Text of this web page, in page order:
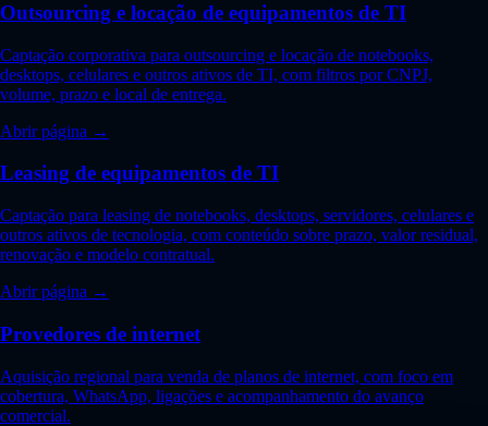
Outsourcing e locação de equipamentos de TI
Captação corporativa para outsourcing e locação de notebooks,
desktops, celulares e outros ativos de TI, com filtros por CNPJ,
volume, prazo e local de entrega.
Abrir página →
Leasing de equipamentos de TI
Captação para leasing de notebooks, desktops, servidores, celulares e
outros ativos de tecnologia, com conteúdo sobre prazo, valor residual,
renovação e modelo contratual.
Abrir página →
Provedores de internet
Aquisição regional para venda de planos de internet, com foco em
cobertura, WhatsApp, ligações e acompanhamento do avanço
comercial.